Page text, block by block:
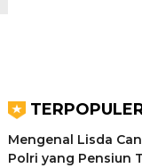
Mengenal Lisda
Polri yang Pensiun